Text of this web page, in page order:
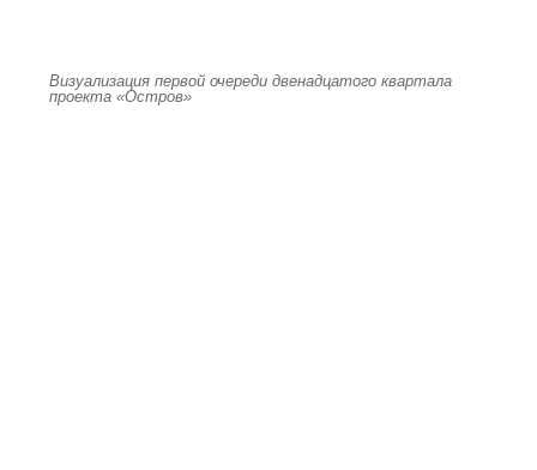
Визуализация первой очереди двенадцатого квартала
проекта «Остров»